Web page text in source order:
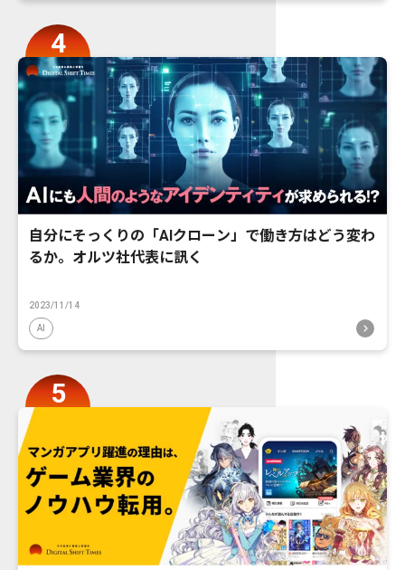
自分にそっくりの「AIクローン」で働き方はどう変わ
るか。オルツ社代表に訊く
2023/11/14
AI